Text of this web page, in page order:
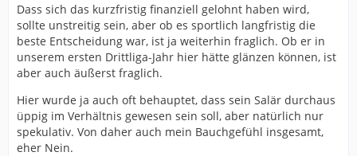
Dass sich das kurzfristig finanziell gelohnt haben wird,
sollte unstreitig sein, aber ob es sportlich langfristig die
beste Entscheidung war, ist ja weiterhin fraglich. Ob er in
unserem ersten Drittliga-Jahr hier hätte glänzen können, ist
aber auch äußerst fraglich.
Hier wurde ja auch oft behauptet, dass sein Salär durchaus
üppig im Verhältnis gewesen sein soll, aber natürlich nur
spekulativ. Von daher auch mein Bauchgefühl insgesamt,
eher Nein.